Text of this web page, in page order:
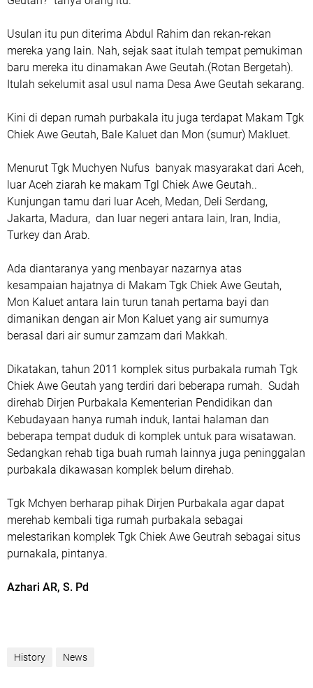
Usulan itu pun diterima Abdul Rahim dan rekan-rekan
mereka yang lain. Nah, sejak saat itulah tempat pemukiman
baru mereka itu dinamakan Awe Geutah.(Rotan Bergetah).
Itulah sekelumit asal usul nama Desa Awe Geutah sekarang.
Kini di depan rumah purbakala itu juga terdapat Makam Tgk
Chiek Awe Geutah, Bale Kaluet dan Mon (sumur) Makluet.
Menurut Tgk Muchyen Nufus banyak masyarakat dari Aceh,
luar Aceh ziarah ke makam Tgl Chiek Awe Geutah..
Kunjungan tamu dari luar Aceh, Medan, Deli Serdang,
Jakarta, Madura, dan luar negeri antara lain, Iran, India,
Turkey dan Arab.
Ada diantaranya yang menbayar nazarnya atas
kesampaian hajatnya di Makam Tgk Chiek Awe Geutah,
Mon Kaluet antara lain turun tanah pertama bayi dan
dimanikan dengan air Mon Kaluet yang air sumurnya
berasal dari air sumur zamzam dari Makkah.
Dikatakan, tahun 2011 komplek situs purbakala rumah Tgk
Chiek Awe Geutah yang terdiri dari beberapa rumah. Sudah
direhab Dirjen Purbakala Kementerian Pendidikan dan
Kebudayaan hanya rumah induk, lantai halaman dan
beberapa tempat duduk di komplek untuk para wisatawan.
Sedangkan rehab tiga buah rumah lainnya juga peninggalan
purbakala dikawasan komplek belum direhab.
Tgk Mchyen berharap pihak Dirjen Purbakala agar dapat
merehab kembali tiga rumah purbakala sebagai
melestarikan komplek Tgk Chiek Awe Geutrah sebagai situs
purnakala, pintanya.
Azhari AR, S. Pd
History News